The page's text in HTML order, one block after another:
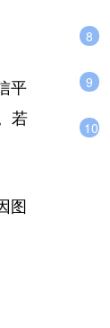
平
若
图
8
9
10